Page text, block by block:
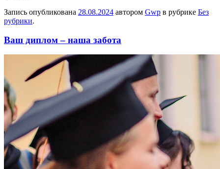
Запись опубликована 28.08.2024 автором Gwp в рубрике Без
рубрики.
Ваш диплом – наша забота